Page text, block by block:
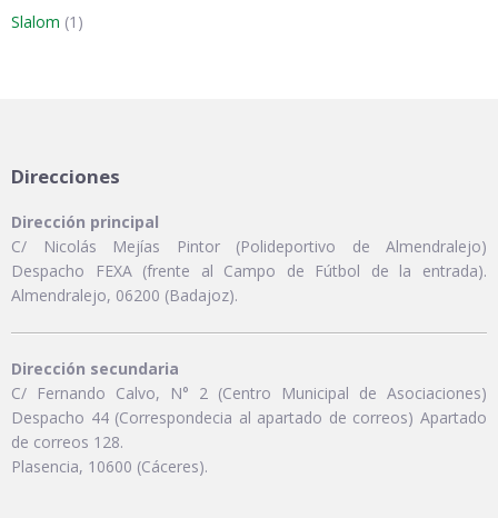
Slalom (1)
Direcciones
Dirección principal
C/ Nicolás Mejías Pintor (Polideportivo de Almendralejo)
Despacho FEXA (frente al Campo de Fútbol de la entrada).
Almendralejo, 06200 (Badajoz).
Dirección secundaria
C/ Fernando Calvo, N° 2 (Centro Municipal de Asociaciones)
Despacho 44 (Correspondecia al apartado de correos) Apartado
de correos 128.
Plasencia, 10600 (Cáceres).